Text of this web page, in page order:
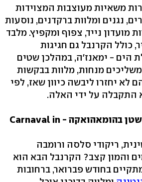
משאיות מעוצבות המצוידות
נגנים ומלוות ברקדנים, נוסעות
מועדון נייד, צפוף ומקפיץ. מלבד
כולל הקרנבל גם חגיגות
הים - ימאנז'ה, במהלכן שטים
מנחות, מלוות בבקשות
לא יחזרו ליבשה כיוון שאז, לפי
התקבלה על ידי האלה.
קרנבל השטן בהומאהואקה - Carnaval in
ריקודי סלסה ורומבה
והמון קצב? הקרנבל הבא הוא
בחודש פברואר, ברחובות